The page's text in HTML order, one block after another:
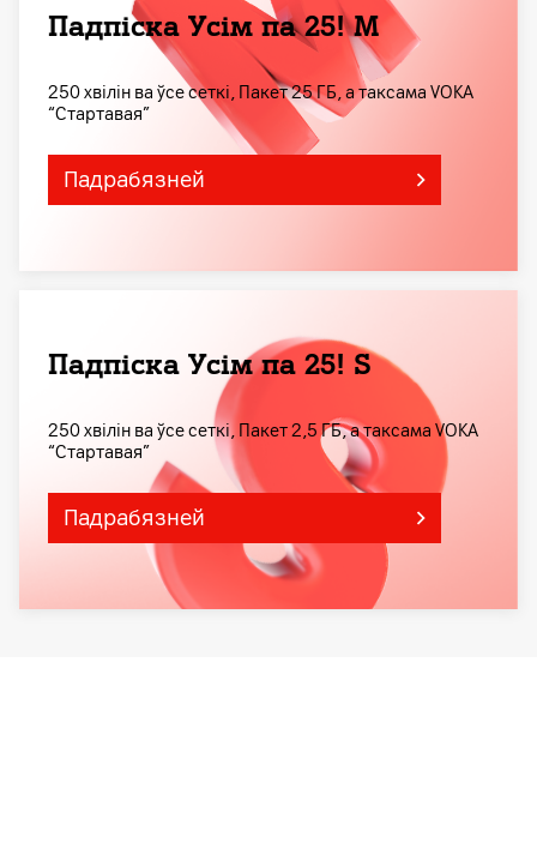
Падпіска Усім па 25! M
250 хвілін ва ўсе сеткі, Пакет 25 ГБ, а таксама VOKA
“Стартавая”
Падрабязней
Падпіска Усім па 25! S
250 хвілін ва ўсе сеткі, Пакет 2,5 ГБ, а таксама VOKA
“Стартавая”
Падрабязней